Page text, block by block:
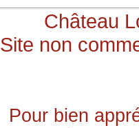
Château
Site non
Pour bien